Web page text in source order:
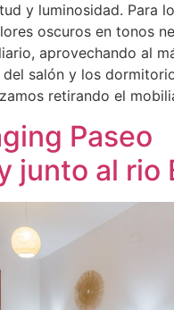
y luminosidad. Para
oscuros en tonos
aprovechando al
salón y los
retirando el
Paseo
junto al rio